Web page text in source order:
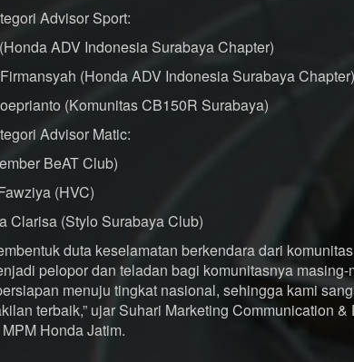
Advisor Sport:
ADV Indonesia Surabaya Chapter)
(Honda ADV Indonesia Surabaya Chapter)
(Komunitas CB150R Surabaya)
Advisor Matic:
BeAT Club)
(HVC)
Clarisa (Stylo Surabaya Club)
duta keselamatan berkendara dari
pelopor dan teladan bagi komunitasnya
menuju tingkat nasional, sehingga kami
terbaik,” ujar Suhari Marketing Communication
Honda Jatim.